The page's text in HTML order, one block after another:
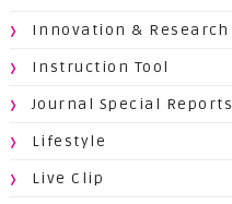
Innovation & Research
Instruction Tool
Journal Special Reports
Lifestyle
Live Clip